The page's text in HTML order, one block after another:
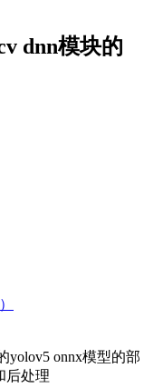
dnn模块的
yolov5 onnx模型的部
后处理